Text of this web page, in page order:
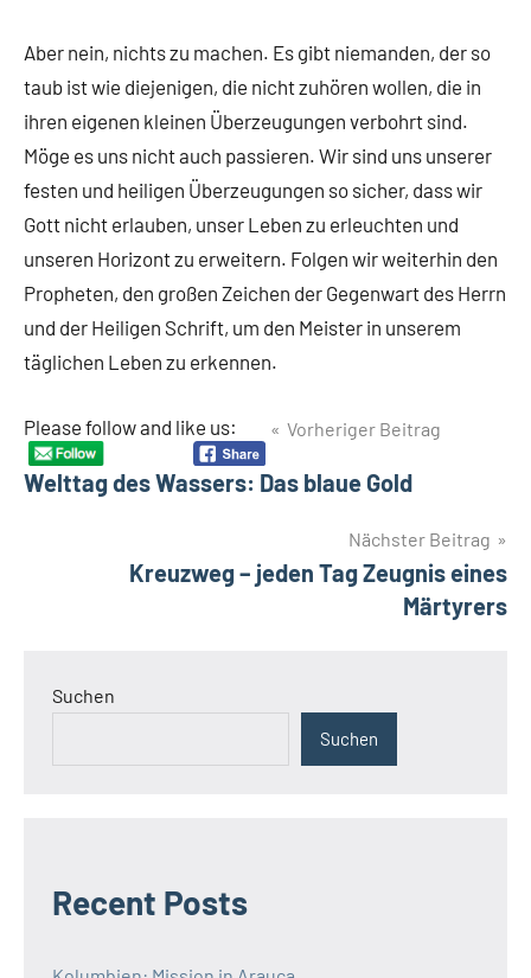
Aber nein, nichts zu machen. Es gibt niemanden, der so
taub ist wie diejenigen, die nicht zuhören wollen, die in
ihren eigenen kleinen Überzeugungen verbohrt sind.
Möge es uns nicht auch passieren. Wir sind uns unserer
festen und heiligen Überzeugungen so sicher, dass wir
Gott nicht erlauben, unser Leben zu erleuchten und
unseren Horizont zu erweitern. Folgen wir weiterhin den
Propheten, den großen Zeichen der Gegenwart des Herrn
und der Heiligen Schrift, um den Meister in unserem
täglichen Leben zu erkennen.
Please follow and like us:
BeitragsnavigationVorheriger Beitrag
Welttag des Wassers: Das blaue Gold
Nächster Beitrag
Kreuzweg – jeden Tag Zeugnis eines
Märtyrers
Suchen
Suchen
Recent Posts